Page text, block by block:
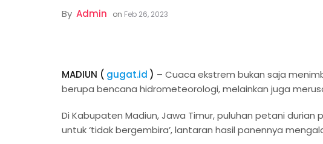
By Admin on Feb 26, 2023
MADIUN ( gugat.id ) – Cuaca ekstrem bukan saja
berupa bencana hidrometeorologi, melainkan juga
Di Kabupaten Madiun, Jawa Timur, puluhan petani
untuk ‘tidak bergembira’, lantaran hasil panennya